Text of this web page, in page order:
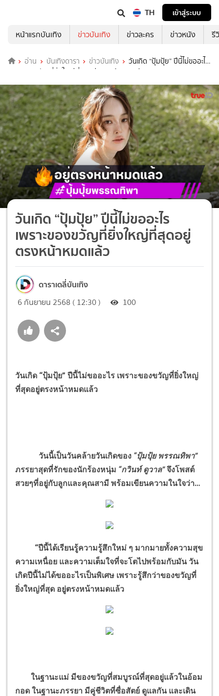
TH
เข้าสู่ระบบ
หน้าแรกบันเทิง
ข่าวบันเทิง ข่าวละคร ข่าวหนัง รี
อ่าน บันเทิงดารา ข่าวบันเทิง
วันเกิด “ปุ้มปุ้ย” ปีนี้ไม่ขออะไร
เพราะของขวัญที่ยิ่งใหญ่ที่สุดอยู่ตรงหน้าหมดแล้ว
วันเกิด “ปุ้มปุ้ย” ปีนี้ไม่ขออะไร
เพราะของขวัญที่ยิ่งใหญ่ที่สุดอยู่
ตรงหน้าหมดแล้ว
ดาราเดลี่บันเทิง
6 กันยายน 2568 ( 12:30 ) 100
วันเกิด “ปุ้มปุ้ย” ปีนี้ไม่ขออะไร เพราะของขวัญที่ยิ่งใหญ่
ที่สุดอยู่ตรงหน้าหมดแล้ว
วันนี้เป็นวันคล้ายวันเกิดของ “ปุ้มปุ้ย พรรณทิพา”
ภรรยาสุดที่รักของนักร้องหนุ่ม “กวินท์ ดูวาล”จึงโพสต์
สวยๆที่อยู่กับลูกและคุณสามี พร้อมเขียนความในใจว่า…
“ปีนี้ได้เรียนรู้ความรู้สึกใหม่ ๆ มากมายทั้งความสุข
ความเหนื่อย และความเต็มใจที่จะโตไปพร้อมกับมันวัน
เกิดปีนี้ไม่ได้ขออะไรเป็นพิเศษ เพราะรู้สึกว่าของขวัญที่
ยิ่งใหญ่ที่สุด อยู่ตรงหน้าหมดแล้ว
ในฐานะแม่ มีของขวัญที่สมบูรณ์ที่สุดอยู่แล้วในอ้อม
กอด ในฐานะภรรยา มีคู่ชีวิตที่ซื่อสัตย์ ดูแลกัน และเดิน